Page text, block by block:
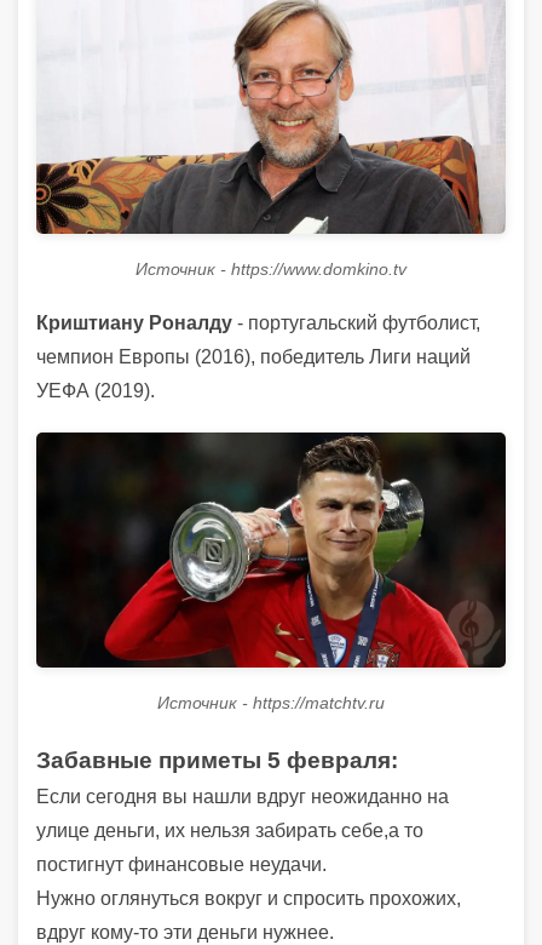
Источник - https://www.domkino.tv
Криштиану Роналду - португальский футболист,
чемпион Европы (2016), победитель Лиги наций
УЕФА (2019).
Источник - https://matchtv.ru
Забавные приметы 5 февраля:
Если сегодня вы нашли вдруг неожиданно на
улице деньги, их нельзя забирать себе,а то
постигнут финансовые неудачи.
Нужно оглянуться вокруг и спросить прохожих,
вдруг кому-то эти деньги нужнее.